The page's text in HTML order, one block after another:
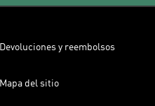
Devoluciones y reembolsos
Mapa del sitio